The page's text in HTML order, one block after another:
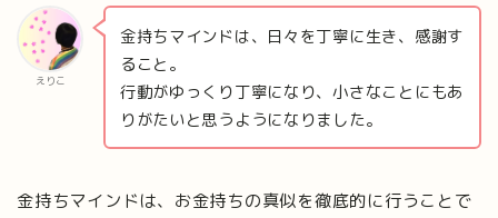
えりこ
金持ちマインドは、日々を丁寧に生き、感謝す
ること。
行動がゆっくり丁寧になり、小さなことにもあ
りがたいと思うようになりました。
金持ちマインドは、お金持ちの真似を徹底的に行うことで